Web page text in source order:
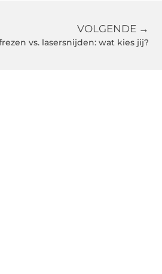
VOLGENDE →
vs. lasersnijden: wat kies jij?